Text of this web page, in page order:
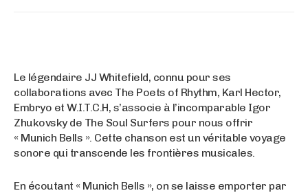
Le légendaire JJ Whitefield, connu pour ses
collaborations avec The Poets of Rhythm, Karl Hector,
Embryo et W.I.T.C.H, s’associe à l’incomparable Igor
Zhukovsky de The Soul Surfers pour nous offrir
« Munich Bells ». Cette chanson est un véritable voyage
sonore qui transcende les frontières musicales.
En écoutant « Munich Bells », on se laisse emporter par